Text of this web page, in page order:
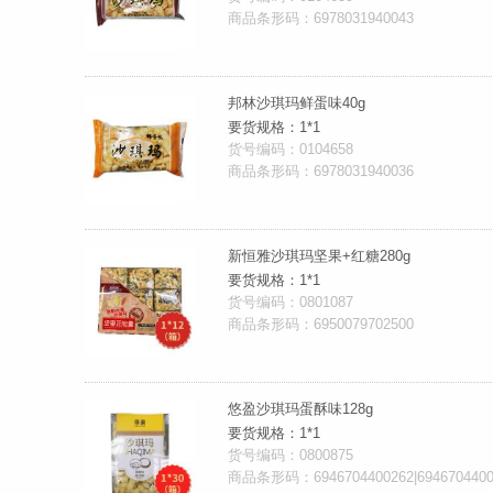
商品条形码：6978031940043
邦林沙琪玛鲜蛋味40g
要货规格：1*1
货号编码：0104658
商品条形码：6978031940036
新恒雅沙琪玛坚果+红糖280g
要货规格：1*1
货号编码：0801087
商品条形码：6950079702500
悠盈沙琪玛蛋酥味128g
要货规格：1*1
货号编码：0800875
商品条形码：